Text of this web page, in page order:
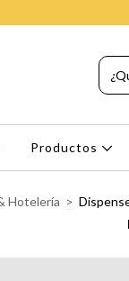
Productos
Hotelería >